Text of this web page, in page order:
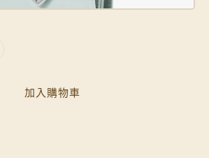
加入購物車